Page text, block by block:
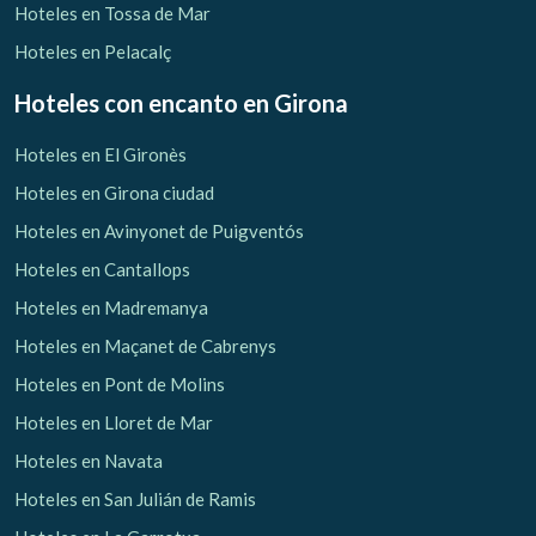
Hoteles en Tossa de Mar
Hoteles en Pelacalç
Hoteles con encanto en Girona
Hoteles en El Gironès
Hoteles en Girona ciudad
Hoteles en Avinyonet de Puigventós
Hoteles en Cantallops
Hoteles en Madremanya
Hoteles en Maçanet de Cabrenys
Hoteles en Pont de Molins
Hoteles en Lloret de Mar
Hoteles en Navata
Hoteles en San Julián de Ramis